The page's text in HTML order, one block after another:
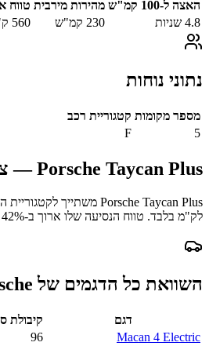
האצה ל-100 קמ"ש מהירות מירבית טווח
4.8 שניות 230 קמ"ש 560
נתוני נוחות
מספר מקומות קטגוריית רכב
5
F
Porsche Taycan Plus
—
Porsche Taycan Plus משתייך לקטגוריית ה
לק"מ בלבד. טווח הנסיעה שלו ארוך ב- 42% מהטווח הממוצע במדגם.
השוואת כל הדגמים של
דגם קיבולת
Macan 4 Electric
96